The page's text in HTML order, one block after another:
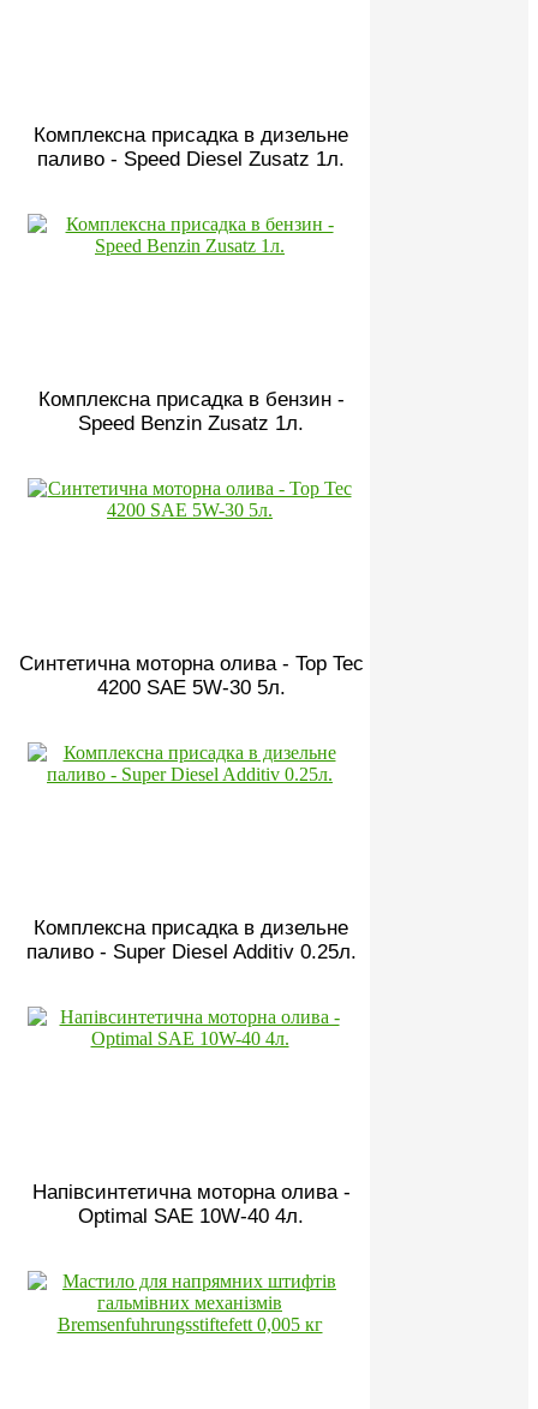
Комплексна присадка в дизельне
паливо - Speed Diesel Zusatz 1л.
Комплексна присадка в бензин -
Speed Benzin Zusatz 1л.
Синтетична моторна олива - Top Tec
4200 SAE 5W-30 5л.
Комплексна присадка в дизельне
паливо - Super Diesel Additiv 0.25л.
Напівсинтетична моторна олива -
Optimal SAE 10W-40 4л.